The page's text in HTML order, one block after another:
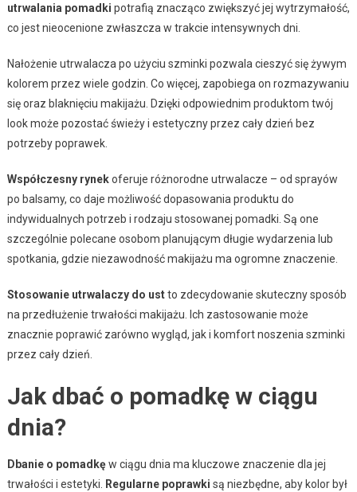
utrwalania pomadki potrafią znacząco zwiększyć jej wytrzymałość,
co jest nieocenione zwłaszcza w trakcie intensywnych dni.
Nałożenie utrwalacza po użyciu szminki pozwala cieszyć się żywym
kolorem przez wiele godzin. Co więcej, zapobiega on rozmazywaniu
się oraz blaknięciu makijażu. Dzięki odpowiednim produktom twój
look może pozostać świeży i estetyczny przez cały dzień bez
potrzeby poprawek.
Współczesny rynekoferuje różnorodne utrwalacze – od sprayów
po balsamy, co daje możliwość dopasowania produktu do
indywidualnych potrzeb i rodzaju stosowanej pomadki. Są one
szczególnie polecane osobom planującym długie wydarzenia lub
spotkania, gdzie niezawodność makijażu ma ogromne znaczenie.
Stosowanie utrwalaczy do ustto zdecydowanie skuteczny sposób
na przedłużenie trwałości makijażu. Ich zastosowanie może
znacznie poprawić zarówno wygląd, jak i komfort noszenia szminki
przez cały dzień.
Jak dbać o pomadkę w ciągu
dnia?
Dbanie o pomadkęw ciągu dnia ma kluczowe znaczenie dla jej
trwałości i estetyki.
Regularne poprawki są niezbędne, aby kolor był